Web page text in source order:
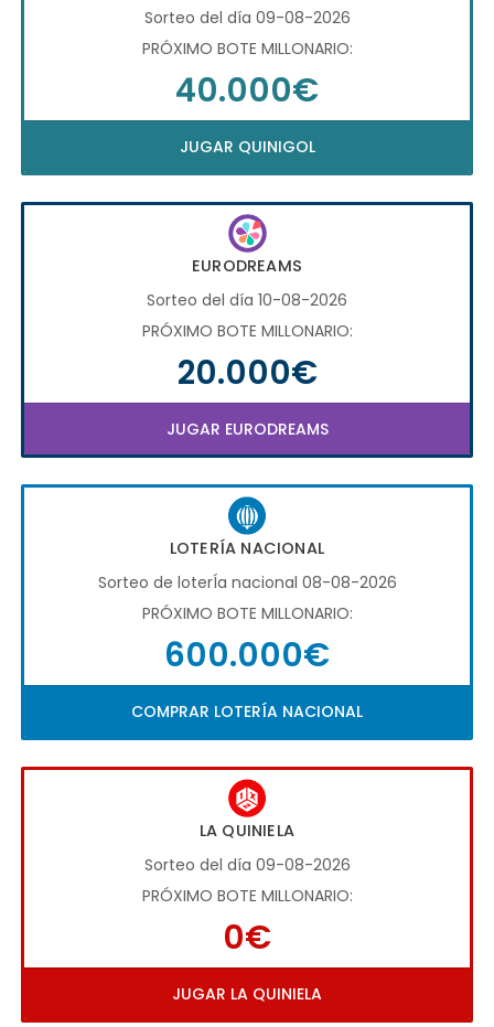
Sorteo del día 09-08-2026
PRÓXIMO BOTE MILLONARIO:
40.000€
JUGAR QUINIGOL
EURODREAMS
Sorteo del día 10-08-2026
PRÓXIMO BOTE MILLONARIO:
20.000€
JUGAR EURODREAMS
LOTERÍA NACIONAL
Sorteo de loterÍa nacional 08-08-2026
PRÓXIMO BOTE MILLONARIO:
600.000€
COMPRAR LOTERÍA NACIONAL
LA QUINIELA
Sorteo del día 09-08-2026
PRÓXIMO BOTE MILLONARIO:
0€
JUGAR LA QUINIELA